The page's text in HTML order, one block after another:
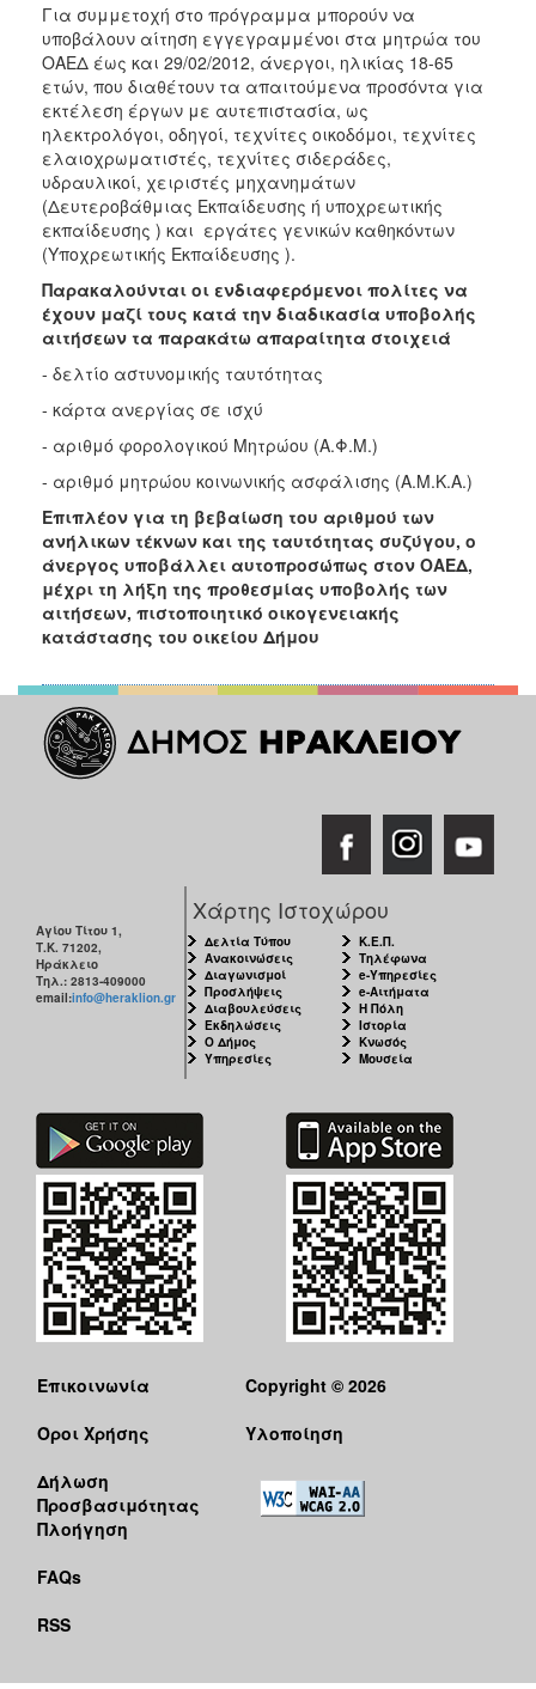
Για συμμετοχή στο πρόγραμμα μπορούν να
υποβάλουν αίτηση εγγεγραμμένοι στα μητρώα του
ΟΑΕΔ έως και 29/02/2012, άνεργοι, ηλικίας 18-65
ετών, που διαθέτουν τα απαιτούμενα προσόντα για
εκτέλεση έργων με αυτεπιστασία, ως
ηλεκτρολόγοι, οδηγοί, τεχνίτες οικοδόμοι, τεχνίτες
ελαιοχρωματιστές, τεχνίτες σιδεράδες,
υδραυλικοί, χειριστές μηχανημάτων
(Δευτεροβάθμιας Εκπαίδευσης ή υποχρεωτικής
εκπαίδευσης ) και εργάτες γενικών καθηκόντων
(Υποχρεωτικής Εκπαίδευσης ).
Παρακαλούνται οι ενδιαφερόμενοι πολίτες να
έχουν μαζί τους κατά την διαδικασία υποβολής
αιτήσεων τα παρακάτω απαραίτητα στοιχειά
- δελτίο αστυνομικής ταυτότητας
- κάρτα ανεργίας σε ισχύ
- αριθμό φορολογικού Μητρώου (Α.Φ.Μ.)
- αριθμό μητρώου κοινωνικής ασφάλισης (Α.Μ.Κ.Α.)
Επιπλέον για τη βεβαίωση του αριθμού των
ανήλικων τέκνων και της ταυτότητας συζύγου, ο
άνεργος υποβάλλει αυτοπροσώπως στον ΟΑΕΔ,
μέχρι τη λήξη της προθεσμίας υποβολής των
αιτήσεων, πιστοποιητικό οικογενειακής
κατάστασης του οικείου Δήμου
Αγίου Τίτου 1,
Τ.Κ. 71202,
Ηράκλειο
Τηλ.: 2813-409000
email:info@heraklion.gr
Χάρτης Ιστοχώρου
Δελτία Τύπου
Ανακοινώσεις
Διαγωνισμοί
Προσλήψεις
Διαβουλεύσεις
Εκδηλώσεις
Ο Δήμος
Υπηρεσίες
Κ.Ε.Π.
Τηλέφωνα
e-Υπηρεσίες
e-Αιτήματα
Η Πόλη
Ιστορία
Κνωσός
Μουσεία
Επικοινωνία
Όροι Χρήσης
Δήλωση
Προσβασιμότητας
Πλοήγηση
FAQs
RSS
Copyright © 2026
Υλοποίηση